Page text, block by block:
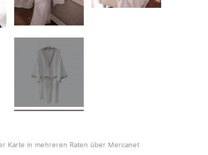
Karte in mehreren Raten über Mercanet